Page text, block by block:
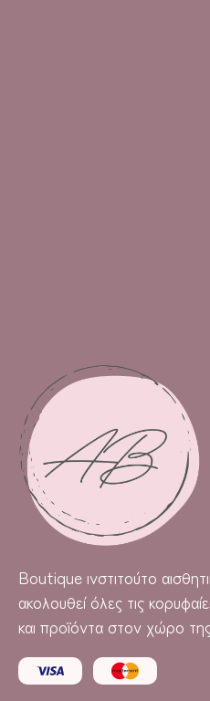
Boutique ινστιτούτο
ακολουθεί όλες τις
και προϊόντα στον χώρο